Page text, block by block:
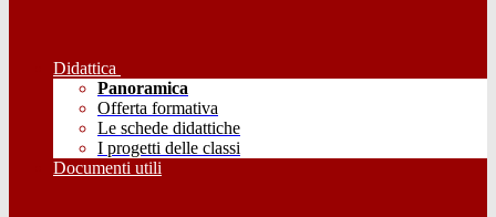
Didattica
Panoramica
Offerta formativa
Le schede didattiche
I progetti delle classi
Documenti utili